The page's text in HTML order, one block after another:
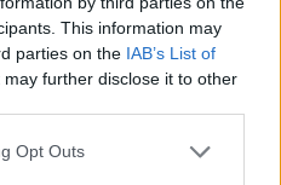
This information may
parties on the IAB’s List of
may further disclose it to other
uses one or more Google
Opt Outs
συνολικά
έχουν
Covid-19, δήλωσε ο